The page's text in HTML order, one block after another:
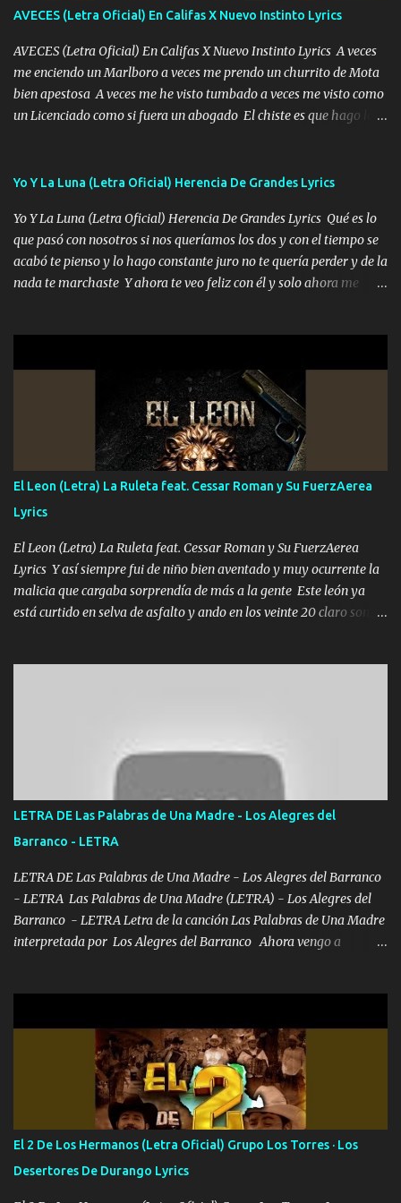
zapatos mi es...
AVECES (Letra Oficial) En Califas X Nuevo Instinto Lyrics
AVECES (Letra Oficial) En Califas X Nuevo Instinto Lyrics A veces
me enciendo un Marlboro a veces me prendo un churrito de Mota
bien apestosa A veces me he visto tumbado a veces me visto como
un Licenciado como si fuera un abogado El chiste es que hago lo
importa no saben nada falsas las risas las que me miran hay gente
A veces me pongo un sombrero a veces me ven la cachucha de lado
con la mirada siempre en alto A veces me fajó una super o a veces
me fajó una Glock siempre armado todas las generaciones yo
traigo El chiste es que hago lo que quiero pues así soy me mandó
Yo Y La Luna (Letra Oficial) Herencia De Grandes Lyrics
Yo Y La Luna (Letra Oficial) Herencia De Grandes Lyrics Qué es lo
que pasó con nosotros si nos queríamos los dos y con el tiempo se
acabó te pienso y lo hago constante juro no te quería perder y de la
nada te marchaste Y ahora te veo feliz con él y solo ahora me
pero eso ya no va a pasar me perderé en la soledad Porque me
mirabas bonito si yo no fui el final feliz el final fue triste pa mí Y
duele no tenerte aquí sabiendo que moría por ti yo y la luna
cantamos y por ti nos embriagamos Quién sabe qué será de mí si
contigo fui muy feliz a lo mejor no lloró pero muy en el fondo te
adoro
El Leon (Letra) La Ruleta feat. Cessar Roman y Su FuerzAerea
Lyrics
El Leon (Letra) La Ruleta feat. Cessar Roman y Su FuerzAerea
Lyrics Y así siempre fui de niño bien aventado y muy ocurrente la
malicia que cargaba sorprendía de más a la gente Este león ya
está curtido en selva de asfalto y ando en los veinte 20 claro son
Ya pasé varias hazañas ya tienen rato que me agarran el colmillo
de este León los estatales no sé esperaron Al tiro esta la PrimiZa
también la nueve que cargo al lado doy la mano al que su amigo y
al traicionero damos pa abajo Y No me paran aquí hay pa más
pues hay charola les voy a dar hasta topar pues no hay de otra...
LETRA DE Las Palabras de Una Madre - Los Alegres del
Barranco - LETRA
LETRA DE Las Palabras de Una Madre - Los Alegres del Barranco
- LETRA Las Palabras de Una Madre (LETRA) - Los Alegres del
Barranco - LETRA Letra de la canción Las Palabras de Una Madre
interpretada por Los Alegres del Barranco Ahora vengo a
quiso, él tiempo sigue pasando y nunca te olvidaremos, aquí
seguiré esperando hasta volvernos a vernos El recuerdo que yo
tengo de mi mente no se va, en mi corazón me llevo lo mismo que
tu papá, a veces me pongo triste porque no puedo mirarte, mas se
que tu me escuchas porque tu eres mi gran ángel, El desespero me
llega para reunirme contigo, tu iluminas mi sendero por siempre
serás mi niño, del amor que yo te tengo es co...
El 2 De Los Hermanos (Letra Oficial) Grupo Los Torres · Los
Desertores De Durango Lyrics